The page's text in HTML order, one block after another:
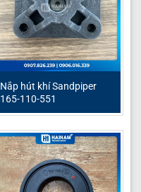
Nắp hút khí Sandpiper
165-110-551